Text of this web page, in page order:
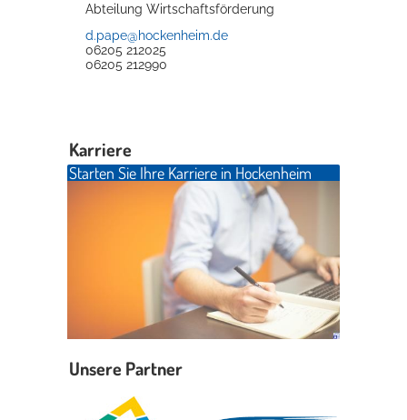
Spaß unter prickelnden Wasserfällen, das rauschende Meer im
Wellenbecken oder doch lieber die pure Entspannung auf der
Sprudelliege im Solebecken?
Abteilung Wirtschaftsförderung
d.pape@hockenheim.de
06205 212025
06205 212990
Karriere
Starten Sie Ihre Karriere in Hockenheim
Unsere Partner